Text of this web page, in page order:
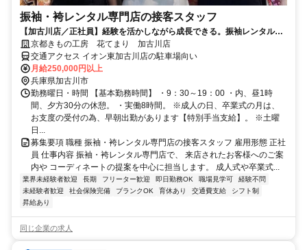
振袖・袴レンタル専門店の接客スタッフ
【加古川店／正社員】経験を活かしながら成長できる。振袖レンタル店
の接客スタッフ募集。
京都きもの工房 花てまり 加古川店
交通アクセス イオン東加古川店の駐車場向い
月給250,000円以上
兵庫県加古川市
勤務曜日・時間 【基本勤務時間】 ・9：30～19：00 ・内、昼1時
間、夕方30分の休憩。 ・実働8時間。 ※成人の日、卒業式の月は、
お支度の受付の為、早朝出勤があります【特別手当支給】。 ※土曜
日...
募集要項 職種 振袖・袴レンタル専門店の接客スタッフ 雇用形態 正社
員 仕事内容 振袖・袴レンタル専門店で、 来店されたお客様へのご案
内や コーディネートの提案を中心に担当します。 成人式や卒業式...
業界未経験者歓迎 長期 フリーター歓迎 即日勤務OK 職場見学可
経験不問
未経験者歓迎
社会保険完備 ブランクOK 育休あり 交通費支給
シフト制
昇給あり
同じ企業の求人